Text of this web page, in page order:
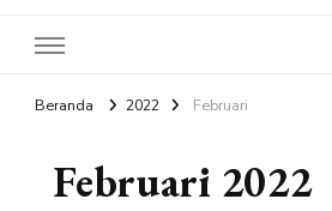
Beranda 2022 Februari
Februari 2022